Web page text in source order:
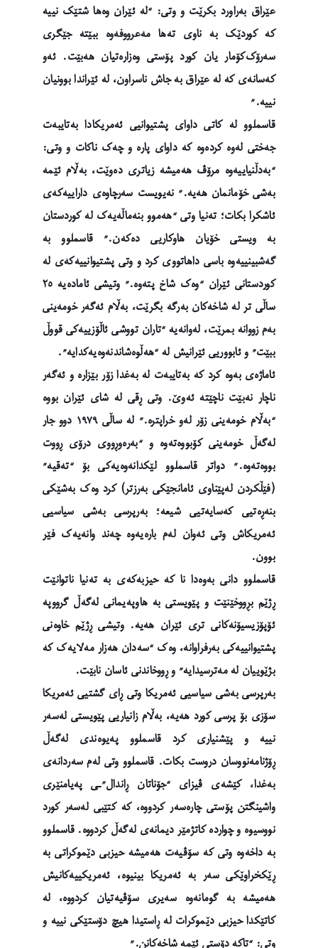
عێراق بەراورد بکرێت و وتی: “لە ئێران وەها شتێک نییە
کە کوردێک بە ناوی تەها مەعرووفەوە ببێتە جێگری
سەرۆک‌کۆمار یان کورد پۆستی وەزارەتیان هەبێت. ئەو
کەسانەی کە لە عێراق بە جاش ناسراون، لە ئێراندا بوونیان
نییە.”
قاسملوو لە کاتی داوای پشتیوانیی ئەمریکادا بەتایبەت
جەختی لەوە کردەوە کە داوای پارە و چەک ناکات و وتی:
“بەدڵنیاییەوە مرۆڤ هەمیشە زیاتری دەوێت، بەڵام ئێمە
بەشی خۆمانمان هەیە.” نەیویست سەرچاوەی داراییەکەی
ئاشکرا بکات؛ تەنیا وتی “هەموو بنەماڵەیەک لە کوردستان
بە ویستی خۆیان هاوکاریی دەکەن.” قاسملوو بە
گەشبینییەوە باسی داهاتووی کرد و وتی پشتیوانییەکەی لە
کوردستانی ئێران “وەک شاخ پتەوە.” وتیشی ئامادەیە ٢٥
ساڵی تر لە شاخەکان بەرگە بگرێت، بەڵام ئەگەر خومەینی
بەم زووانە بمرێت، لەوانەیە “تاران تووشی ئاڵۆزییەکی قووڵ
ببێت” و ئابووریی ئێرانیش لە “هەڵوەشاندنەوەیەکدایە”.
ئاماژەی بەوە کرد کە بەتایبەت لە بەغدا زۆر بێزارە و ئەگەر
ناچار نەبێت ناچێتە ئەوێ. وتی ڕقی لە شای ئێران بووە
“بەڵام خومەینی زۆر لەو خراپترە.” لە ساڵی ١٩٧٩ دوو جار
لەگەڵ خومەینی کۆبووەتەوە و “بەرەوڕووی درۆی ڕووت
بووەتەوە.” دواتر قاسملوو لێکدانەوەیەکی بۆ “تەقیە”
(فێڵکردن لەپێناوی ئامانجێکی بەرزتر) کرد وەک بەشێکی
بنەڕەتیی کەسایەتیی شیعە؛ بەرپرسی بەشی سیاسیی
ئەمریکاش وتی ئەوان لەم بارەیەوە چەند وانەیەک فێر
بوون.
قاسملوو دانی بەوەدا نا کە حیزبەکەی بە تەنیا ناتوانێت
ڕژێم بڕووخێنێت و پێویستی بە هاوپەیمانی لەگەڵ گرووپە
ئۆپۆزیسیۆنەکانی تری ئێران هەیە. وتیشی ڕژێم خاوەنی
پشتیوانییەکی بەرفراوانە، وەک “سەدان هەزار مەلایەک کە
بژێوییان لە مەترسیدایە” و ڕووخاندنی ئاسان نابێت.
بەرپرسی بەشی سیاسیی ئەمریکا وتی ڕای گشتیی ئەمریکا
سۆزی بۆ پرسی کورد هەیە، بەڵام زانیاریی پێویستی لەسەر
نییە و پێشنیاری کرد قاسملوو پەیوەندی لەگەڵ
ڕۆژنامەنووسان دروست بکات. قاسملوو وتی لەم سەردانەی
بەغدا، کێشەی ڤیزای “جۆناتان ڕاندال”ـی پەیامنێری
واشینگتن پۆستی چارەسەر کردووە، کە کتێبی لەسەر کورد
نووسیوە و چواردە کاتژمێر دیمانەی لەگەڵ کردووە. قاسملوو
بە داخەوە وتی کە سۆڤیەت هەمیشە حیزبی دێموکراتی بە
ڕێکخراوێکی سەر بە ئەمریکا بینیوە، ئەمریکییەکانیش
هەمیشە بە گومانەوە سەیری سۆڤیەتیان کردووە، لە
کاتێکدا حیزبی دێموکرات لە ڕاستیدا هیچ دۆستێکی نییە و
وتی: “تاکە دۆستی ئێمە شاخەکانن.”